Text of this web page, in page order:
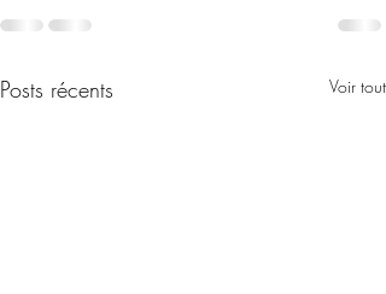
Posts récents Voir tout